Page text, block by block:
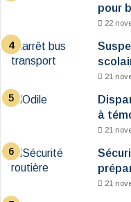
pour
22
21
à
21
21